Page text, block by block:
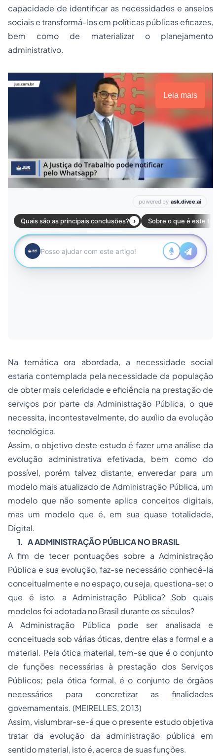
capacidade de identificar as necessidades e anseios
sociais e transformá-los em políticas públicas eficazes,
bem como de materializar o planejamento
administrativo.
Leia mais
Na temática ora abordada, a necessidade social
estaria contemplada pela necessidade da população
de obter mais celeridade e eficiência na prestação de
serviços por parte da Administração Pública, o que
necessita, incontestavelmente, do auxílio da evolução
tecnológica.
Assim, o objetivo deste estudo é fazer uma análise da
evolução administrativa efetivada, bem como do
possível, porém talvez distante, enveredar para um
modelo mais atualizado de Administração Pública, um
modelo que não somente aplica conceitos digitais,
mas um modelo que é, em sua quase totalidade,
Digital.
1. A ADMINISTRAÇÃO PÚBLICA NO BRASIL
A fim de tecer pontuações sobre a Administração
Pública e sua evolução, faz-se necessário conhecê-la
conceitualmente e no espaço, ou seja, questiona-se: o
que é isto, a Administração Pública? Sob quais
modelos foi adotada no Brasil durante os séculos?
A Administração Pública pode ser analisada e
conceituada sob várias óticas, dentre elas a formal e a
material. Pela ótica material, tem-se que é o conjunto
de funções necessárias à prestação dos Serviços
Públicos; pela ótica formal, é o conjunto de órgãos
necessários para concretizar as finalidades
governamentais. (MEIRELLES, 2013)
Assim, vislumbrar-se-á que o presente estudo objetiva
tratar da evolução da administração pública em
sentido material, isto é, acerca de suas funções.